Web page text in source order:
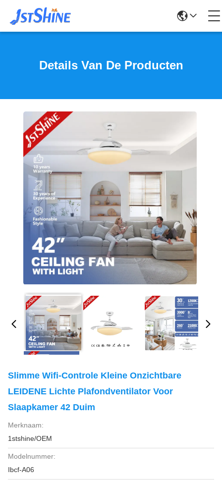
Details Van De Producten
Slimme Wifi-Controle Kleine Onzichtbare
LEIDENE Lichte Plafondventilator Voor
Slaapkamer 42 Duim
Merknaam:
1stshine/OEM
Modelnummer:
Ibcf-A06